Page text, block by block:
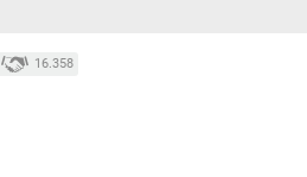
16.358